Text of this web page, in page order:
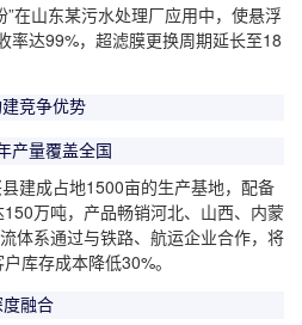
”在山东某污水处理厂应用中，使悬浮
率达99%，超滤膜更换周期延长至18
竞争优势
产量覆盖全国
建成占地1500亩的生产基地，配备
万吨，产品畅销河北、山西、内蒙
体系通过与铁路、航运企业合作，将
库存成本降低30%。
度融合